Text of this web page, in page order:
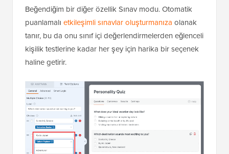
Beğendiğim bir diğer özellik Sınav modu. Otomatik
puanlamalı etkileşimli sınavlar oluşturmanıza olanak
tanır, bu da onu sınıf içi değerlendirmelerden eğlenceli
kişilik testlerine kadar her şey için harika bir seçenek
haline getirir.